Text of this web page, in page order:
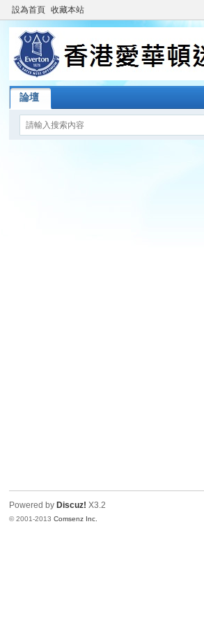
設為首頁 收藏本站
論壇
Powered by Discuz! X3.2
© 2001-2013Comsenz Inc.